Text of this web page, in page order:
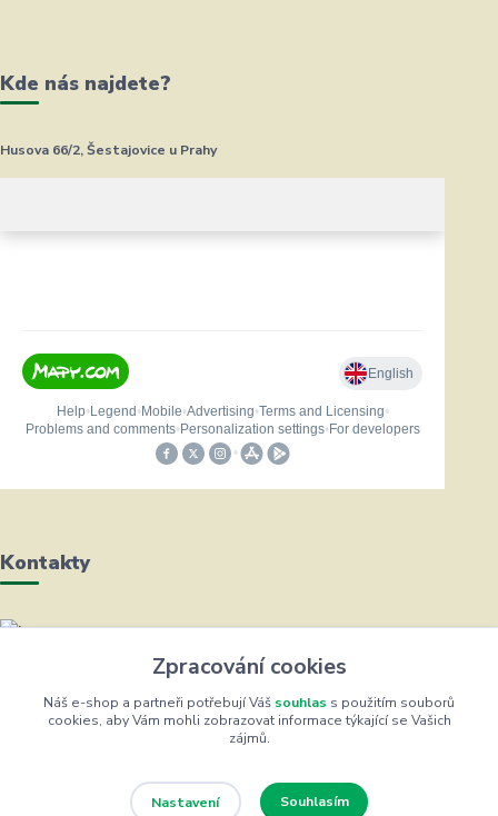
Kde nás najdete?
Husova 66/2, Šestajovice u Prahy
Kontakty
Helena Bayerová
+420 604 711 491
(Po-Čt, 8-16 hod.)
Zpracování cookies
Náš e-shop a partneři potřebují Váš souhlas s použitím souborů
cookies, aby Vám mohli zobrazovat informace týkající se Vašich
zájmů.
Nastavení Souhlasím